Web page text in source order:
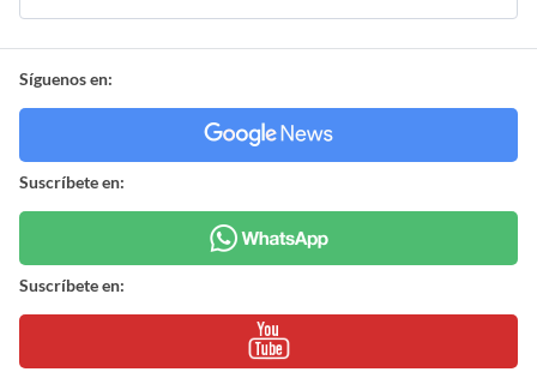
Síguenos en:
Suscríbete en:
Suscríbete en: